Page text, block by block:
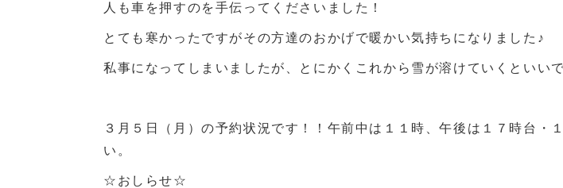
人も車を押すのを手伝ってくださいました！
とても寒かったですがその方達のおかげで暖かい気持ちになりました♪
私事になってしまいましたが、とにかくこれから雪が溶けていくといい
３月５日（月）の予約状況です！！午前中は１１時、午後は１７時台・
い。
☆おしらせ☆